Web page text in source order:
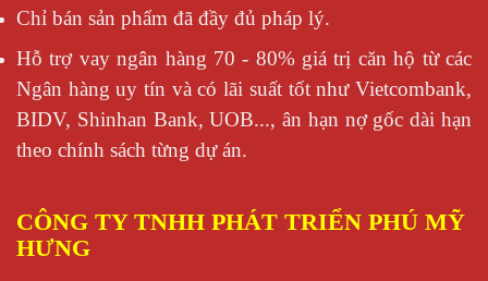
Chỉ bán sản phẩm đã đầy đủ pháp lý.
Hỗ trợ vay ngân hàng 70 - 80% giá trị căn hộ từ các
Ngân hàng uy tín và có lãi suất tốt như Vietcombank,
BIDV, Shinhan Bank, UOB..., ân hạn nợ gốc dài hạn
theo chính sách từng dự án.
CÔNG TY TNHH PHÁT TRIỂN PHÚ MỸ
HƯNG